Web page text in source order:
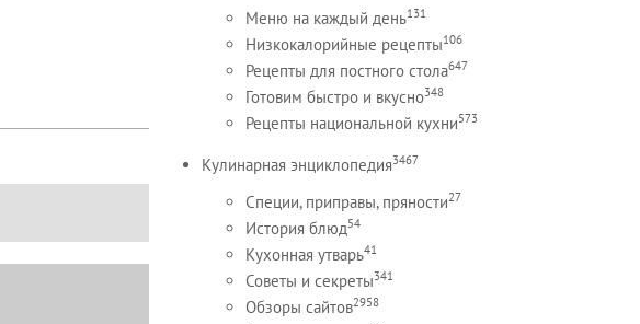
Меню на каждый день131
Низкокалорийные рецепты106
Рецепты для постного стола647
Готовим быстро и вкусно348
Рецепты национальной кухни573
Кулинарная энциклопедия3467
Специи, приправы, пряности27
История блюд54
Кухонная утварь41
Советы и секреты341
Обзоры сайтов2958